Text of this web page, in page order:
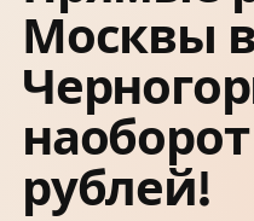
Москвы
рублей!